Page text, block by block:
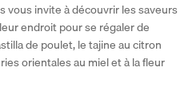
vous invite à découvrir les saveurs
endroit pour se régaler de
de poulet, le tajine au citron
orientales au miel et à la fleur